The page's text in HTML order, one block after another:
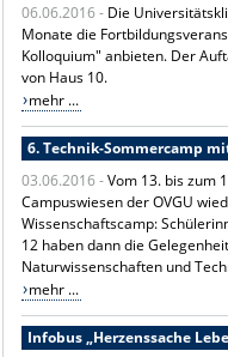
ÜBER UNS
INTERNATIONAL
INTRANET
06.06.2016 - Die
Monate die
Kolloquium" anbieten. Der
von Haus 10.
mehr ...
6. Technik-Sommercamp
03.06.2016 -Vom 13. bis zum
Campuswiesen der OVGU
Wissenschaftscamp:
12 haben dann die
Naturwissenschaften und
mehr ...
Infobus „Herzenssache